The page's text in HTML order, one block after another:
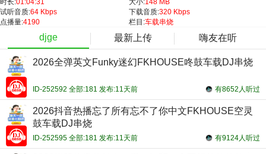
时长:01:04:31 大小:148 MB
试听音质:64 Kbps 下载音质:320 Kbps
点播量:4190 栏目:车载串烧
djge 最新上传 嗨友在听
2026全弹英文Funky迷幻FKHOUSE咚鼓车载DJ串烧
有8652人听过
ID-252592 全部:181 发布:11天前
2026抖音热播忘了所有忘不了你中文FKHOUSE空灵
鼓车载DJ串烧
有9124人听过
ID-252595 全部:181 发布:11天前